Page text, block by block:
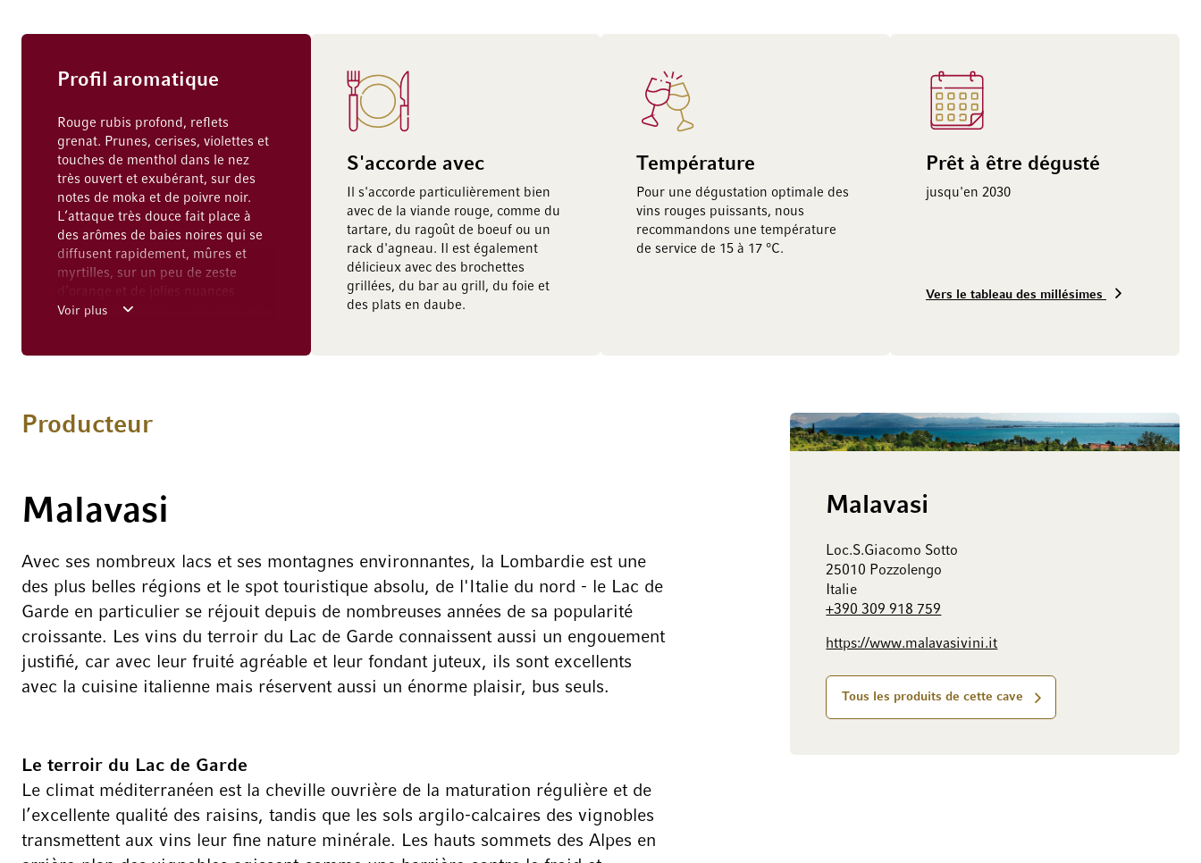
Profil aromatique
Rouge rubis profond, reflets
grenat. Prunes, cerises, violettes et
touches de menthol dans le nez
très ouvert et exubérant, sur des
notes de moka et de poivre noir.
L’attaque très douce fait place à
des arômes de baies noires qui se
diffusent rapidement, mûres et
myrtilles, sur un peu de zeste
d’orange et de jolies nuances
toastées, les tannins sont mûrs et
Voir plus
S'accorde avec
Il s'accorde particulièrement bien
avec de la viande rouge, comme du
tartare, du ragoût de boeuf ou un
rack d'agneau. Il est également
délicieux avec des brochettes
grillées, du bar au grill, du foie et
des plats en daube.
Température
Pour une dégustation optimale des
vins rouges puissants, nous
recommandons une température
de service de 15 à 17 °C.
Prêt à être dégusté
jusqu'en 2030
Vers le tableau des millésimes
Malavasi
Loc.S.Giacomo Sotto
25010 Pozzolengo
Italie
+390 309 918 759
https://www.malavasivini.it
Tous les produits de cette cave
Producteur
Malavasi
Avec ses nombreux lacs et ses montagnes environnantes, la Lombardie est une
des plus belles régions et le spot touristique absolu, de l'Italie du nord - le Lac de
Garde en particulier se réjouit depuis de nombreuses années de sa popularité
croissante. Les vins du terroir du Lac de Garde connaissent aussi un engouement
justifié, car avec leur fruité agréable et leur fondant juteux, ils sont excellents
avec la cuisine italienne mais réservent aussi un énorme plaisir, bus seuls.
Le terroir du Lac de Garde
Le climat méditerranéen est la cheville ouvrière de la maturation régulière et de
l’excellente qualité des raisins, tandis que les sols argilo-calcaires des vignobles
transmettent aux vins leur fine nature minérale. Les hauts sommets des Alpes en